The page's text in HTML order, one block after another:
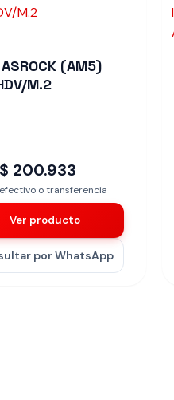
ASROCK (AM5)
M.2
$ 200.933
o transferencia
Ver producto
por WhatsApp